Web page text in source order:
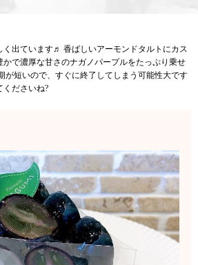
く出ています♬ 香ばしいアーモンドタルトにカス
で濃厚な甘さのナガノパープルをたっぷり乗せ
が短いので、すぐに終了してしまう可能性大です
くださいね?